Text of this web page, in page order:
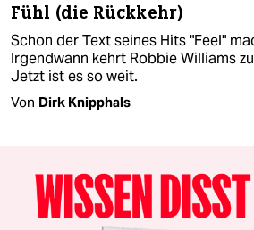
Fühl (die Rückkehr)
Schon der Text seines Hits "Feel"
Irgendwann kehrt Robbie Williams
Jetzt ist es so weit.
Von Dirk Knipphals